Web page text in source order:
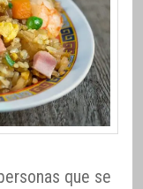
que se